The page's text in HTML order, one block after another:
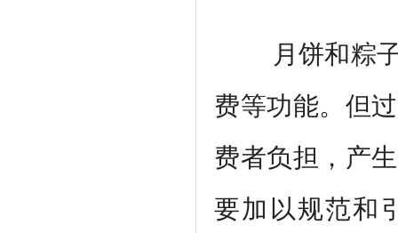
月饼和粽
费等功能。但
费者负担，产
要加以规范和